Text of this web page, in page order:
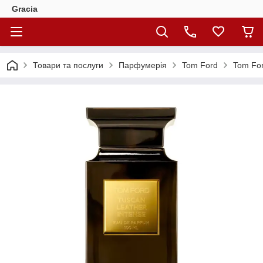
Gracia
Товари та послуги Парфумерія Tom Ford Tom